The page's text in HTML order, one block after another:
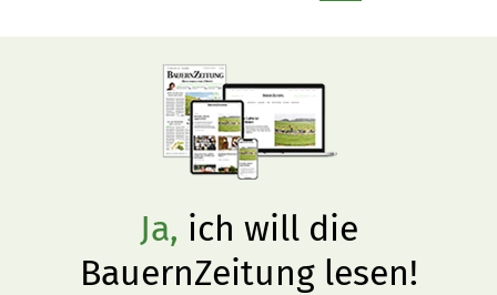
Ja, ich will die
BauernZeitung lesen!